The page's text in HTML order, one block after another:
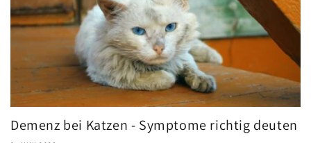
Demenz bei Katzen - Symptome richtig deuten